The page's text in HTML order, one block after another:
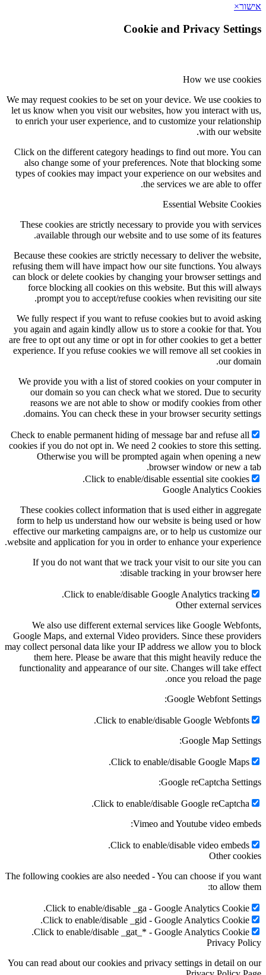
אישור×
Cookie and Privacy Settings
How we use cookies
We may request cookies to be set on your device. We use cookies to
let us know when you visit our websites, how you interact with us,
to enrich your user experience, and to customize your relationship
with our website.
Click on the different category headings to find out more. You can
also change some of your preferences. Note that blocking some
types of cookies may impact your experience on our websites and
the services we are able to offer.
Essential Website Cookies
These cookies are strictly necessary to provide you with services
available through our website and to use some of its features.
Because these cookies are strictly necessary to deliver the website,
refusing them will have impact how our site functions. You always
can block or delete cookies by changing your browser settings and
force blocking all cookies on this website. But this will always
prompt you to accept/refuse cookies when revisiting our site.
We fully respect if you want to refuse cookies but to avoid asking
you again and again kindly allow us to store a cookie for that. You
are free to opt out any time or opt in for other cookies to get a better
experience. If you refuse cookies we will remove all set cookies in
our domain.
We provide you with a list of stored cookies on your computer in
our domain so you can check what we stored. Due to security
reasons we are not able to show or modify cookies from other
domains. You can check these in your browser security settings.
Check to enable permanent hiding of message bar and refuse all
cookies if you do not opt in. We need 2 cookies to store this setting.
Otherwise you will be prompted again when opening a new
browser window or new a tab.
Click to enable/disable essential site cookies.
Google Analytics Cookies
These cookies collect information that is used either in aggregate
form to help us understand how our website is being used or how
effective our marketing campaigns are, or to help us customize our
website and application for you in order to enhance your experience.
If you do not want that we track your visit to our site you can
disable tracking in your browser here:
Click to enable/disable Google Analytics tracking.
Other external services
We also use different external services like Google Webfonts,
Google Maps, and external Video providers. Since these providers
may collect personal data like your IP address we allow you to block
them here. Please be aware that this might heavily reduce the
functionality and appearance of our site. Changes will take effect
once you reload the page.
Google Webfont Settings:
Click to enable/disable Google Webfonts.
Google Map Settings:
Click to enable/disable Google Maps.
Google reCaptcha Settings:
Click to enable/disable Google reCaptcha.
Vimeo and Youtube video embeds:
Click to enable/disable video embeds.
Other cookies
The following cookies are also needed - You can choose if you want
to allow them:
Click to enable/disable _ga - Google Analytics Cookie.
Click to enable/disable _gid - Google Analytics Cookie.
Click to enable/disable _gat_* - Google Analytics Cookie.
Privacy Policy
You can read about our cookies and privacy settings in detail on our